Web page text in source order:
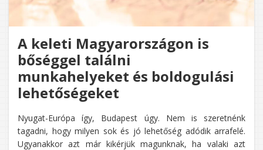
A keleti Magyarországon is
bőséggel találni
munkahelyeket és boldogulási
lehetőségeket
Nyugat-Európa így, Budapest úgy. Nem is szeretnénk
tagadni, hogy milyen sok és jó lehetőség adódik arrafelé.
Ugyanakkor azt már kikérjük magunknak, ha valaki azt